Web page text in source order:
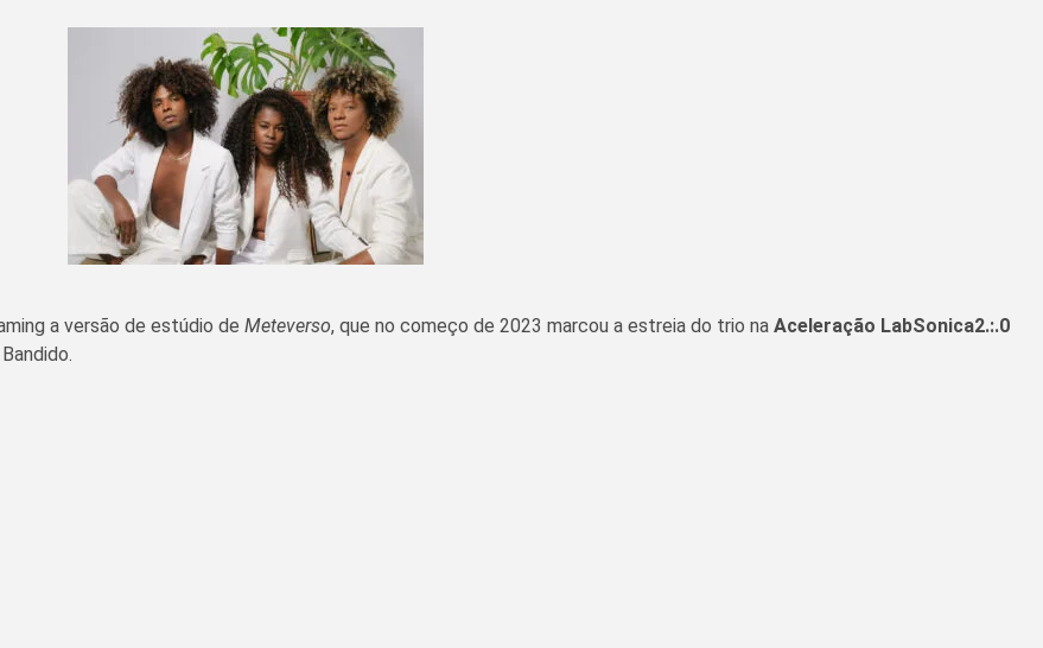
a versão de estúdio de Meteverso, que no começo de 2023 marcou a estreia do trio na Aceleração LabSonica2.:.0